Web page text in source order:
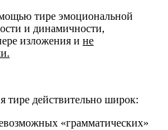
тире эмоциональной
и динамичности,
изложения и не
тире действительно широк:
«грамматических»